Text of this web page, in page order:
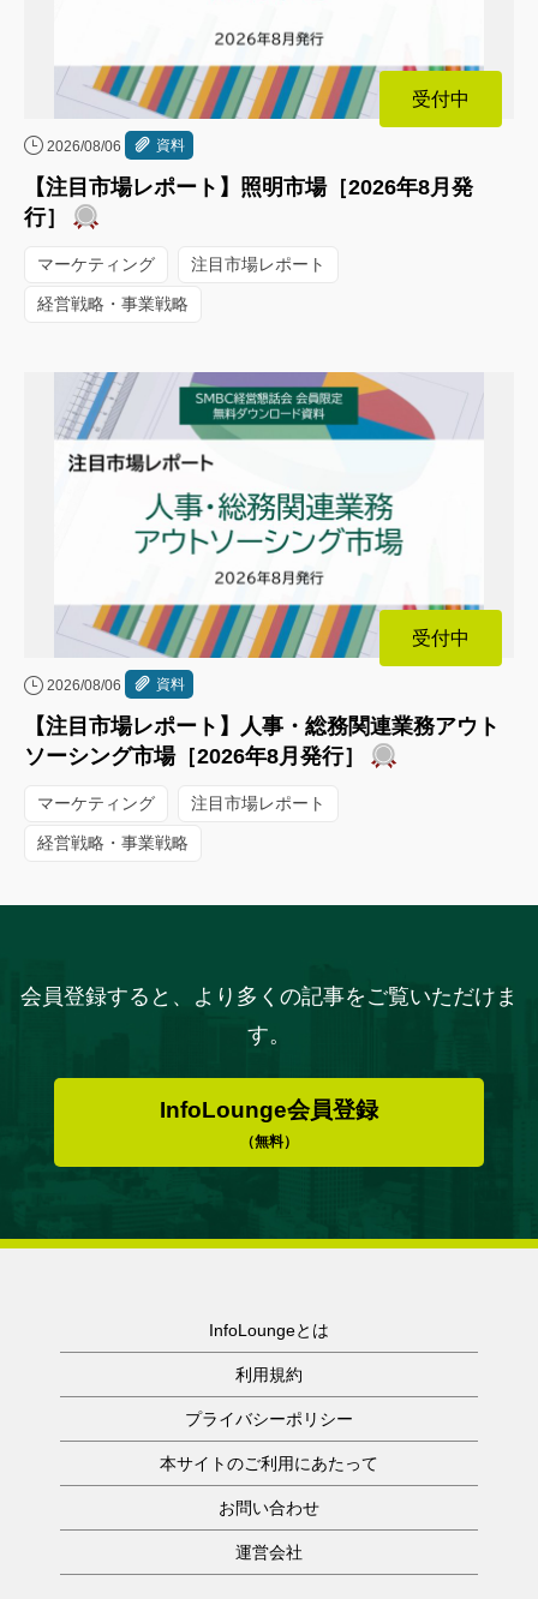
受付中
2026/08/06 資料
【注目市場レポート】照明市場［2026年8月発
行］
マーケティング 注目市場レポート
経営戦略・事業戦略
受付中
2026/08/06 資料
【注目市場レポート】人事・総務関連業務アウト
ソーシング市場［2026年8月発行］
マーケティング 注目市場レポート
経営戦略・事業戦略
会員登録すると、より多くの記事をご覧いただけま
す。
InfoLounge会員登録
（無料）
InfoLoungeとは
利用規約
プライバシーポリシー
本サイトのご利用にあたって
お問い合わせ
運営会社